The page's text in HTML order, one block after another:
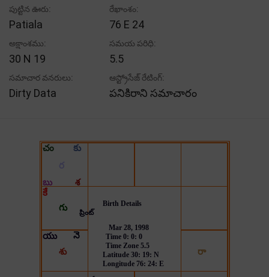
పుట్టిన ఊరు:
Patiala
రేఖాంశం:
76 E 24
అక్షాంశము:
30 N 19
సమయ పరిధి:
5.5
సమాచార వనరులు:
Dirty Data
ఆస్ట్రోసేజ్ రేటింగ్:
పనికిరాని సమాచారం